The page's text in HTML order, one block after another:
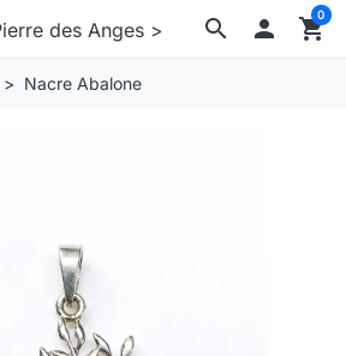
des Anges > search  shopping_cart
0
Nacre Abalone